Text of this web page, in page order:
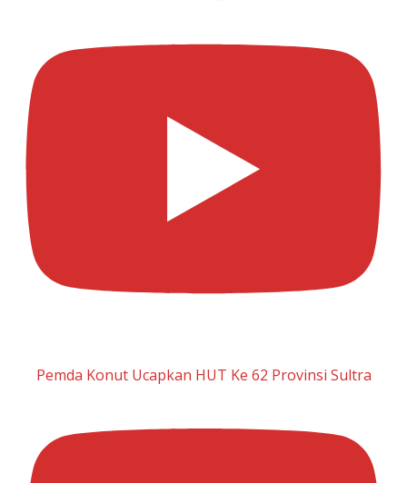
Pemda Konut Ucapkan HUT Ke 62 Provinsi Sultra